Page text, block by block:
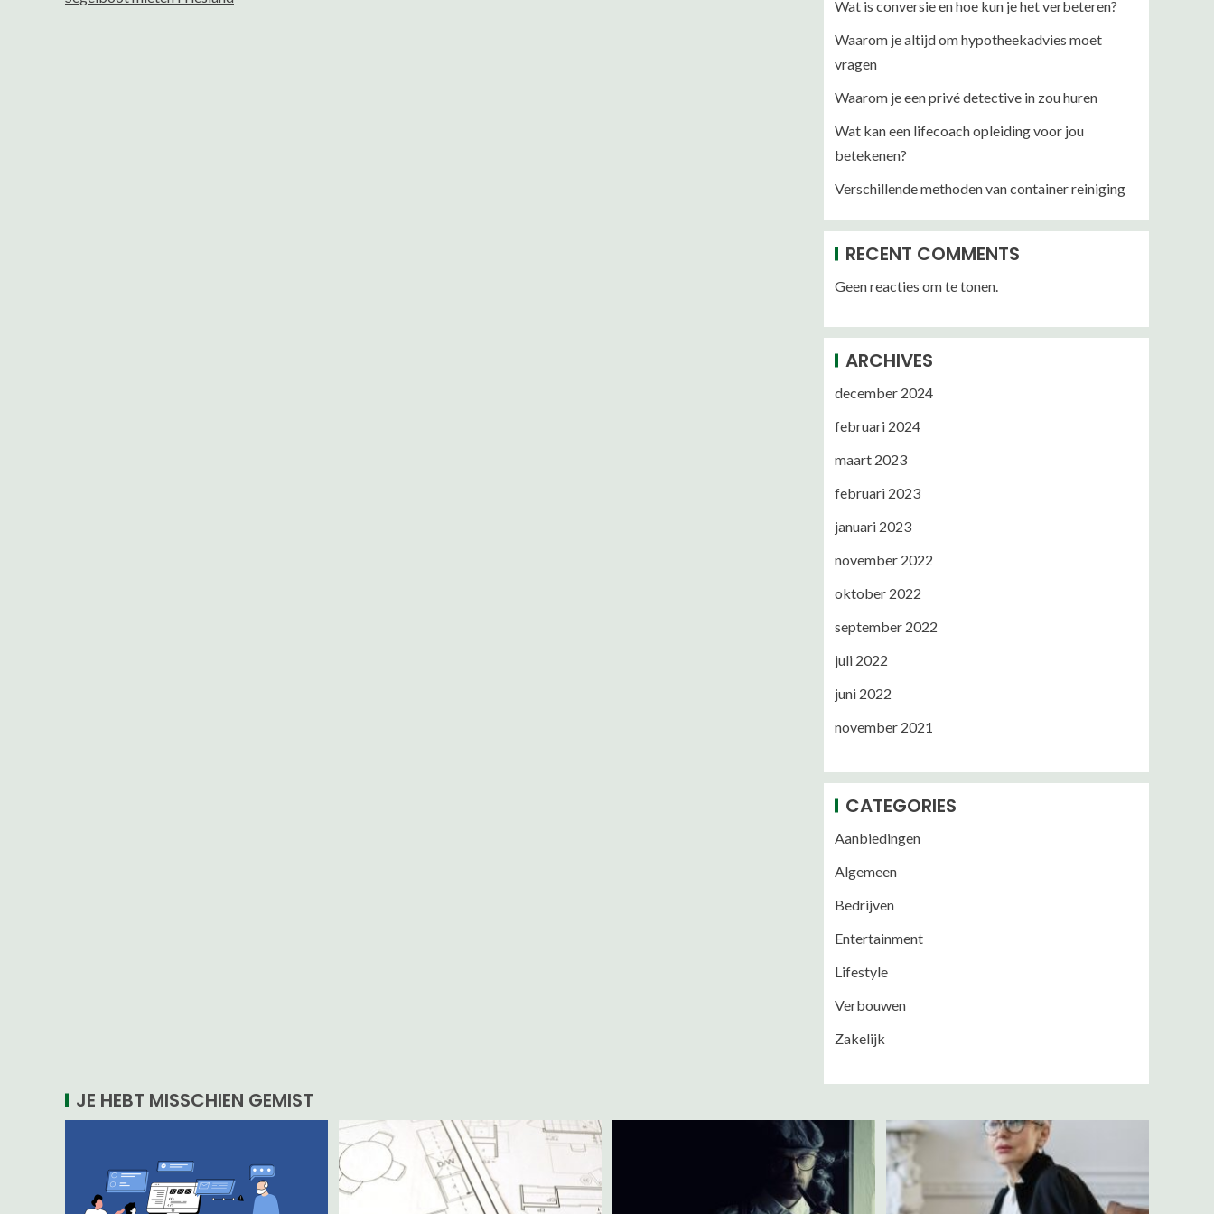
Wat is conversie en hoe kun je het verbeteren?
Waarom je altijd om hypotheekadvies moet
vragen
Waarom je een privé detective in zou huren
Wat kan een lifecoach opleiding voor jou
betekenen?
Verschillende methoden van container reiniging
RECENT COMMENTS
Geen reacties om te tonen.
ARCHIVES
december 2024
februari 2024
maart 2023
februari 2023
januari 2023
november 2022
oktober 2022
september 2022
juli 2022
juni 2022
november 2021
CATEGORIES
Aanbiedingen
Algemeen
Bedrijven
Entertainment
Lifestyle
Verbouwen
Zakelijk
JE HEBT MISSCHIEN GEMIST